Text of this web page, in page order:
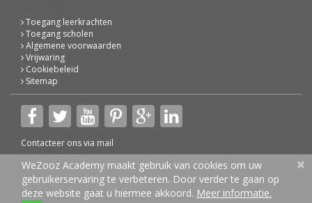
Toegang leerkrachten
Toegang scholen
Algemene voorwaarden
Vrijwaring
Cookiebeleid
Sitemap
Contacteer ons via mail
© 2026 WeZooz Academy
×
WeZooz Academy maakt gebruik van cookies om uw
gebruikerservaring te verbeteren. Door verder te gaan op
deze website gaat u hiermee akkoord. Meer informatie.